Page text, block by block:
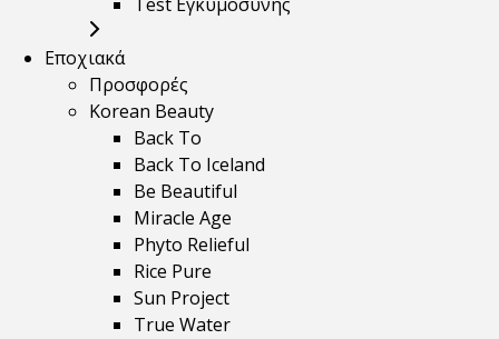
Test Εγκυμοσύνης
Εποχιακά
Προσφορές
Korean Beauty
Back To
Back To Iceland
Be Beautiful
Miracle Age
Phyto Relieful
Rice Pure
Sun Project
True Water